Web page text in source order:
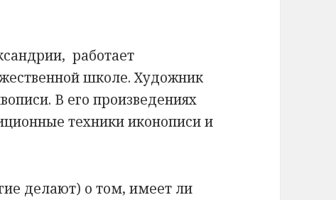
работает
школе. Художник
В его произведениях
техники иконописи и
делают) о том, имеет ли